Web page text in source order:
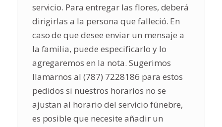
servicio. Para entregar las flores, deberá
dirigirlas a la persona que falleció. En
caso de que desee enviar un mensaje a
la familia, puede especificarlo y lo
agregaremos en la nota. Sugerimos
llamarnos al (787) 7228186 para estos
pedidos si nuestros horarios no se
ajustan al horario del servicio fúnebre,
es posible que necesite añadir un